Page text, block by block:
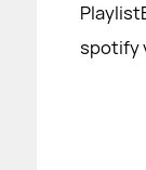
spotify